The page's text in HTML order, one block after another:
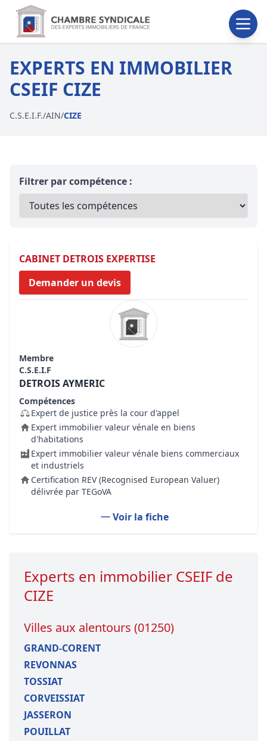
EXPERTS EN IMMOBILIER
CSEIF CIZE
C.S.E.I.F./AIN/CIZE
Filtrer par compétence :
CABINET DETROIS EXPERTISE
Demander un devis
Membre
C.S.E.I.F
DETROIS AYMERIC
Compétences
Expert de justice près la cour d'appel
Expert immobilier valeur vénale en biens
d'habitations
Expert immobilier valeur vénale biens commerciaux
et industriels
Certification REV (Recognised European Valuer)
délivrée par TEGoVA
Voir la fiche
Experts en immobilier CSEIF de
CIZE
Villes aux alentours (01250)
GRAND-CORENT
REVONNAS
TOSSIAT
CORVEISSIAT
JASSERON
POUILLAT